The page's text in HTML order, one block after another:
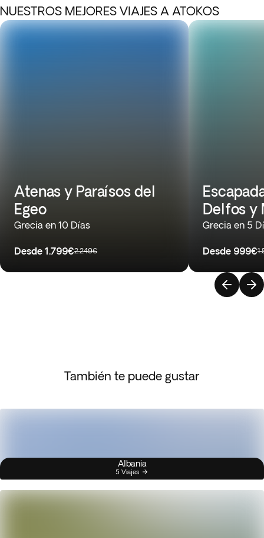
NUESTROS MEJORES VIAJES A ATOKOS
Atenas y Paraísos del
Egeo
Grecia en 10 Días
Desde 1.799€2.249€
Delfos y
Grecia en 5
Desde 999€
También te puede gustar
Albania
5 Viajes